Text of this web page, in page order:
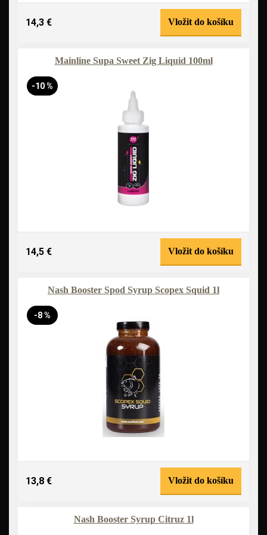
14,3 € Vložit do košíku
Mainline Supa Sweet Zig Liquid 100ml
-10 %
14,5 € Vložit do košíku
Nash Booster Spod Syrup Scopex Squid 1l
-8 %
13,8 € Vložit do košíku
Nash Booster Syrup Citruz 1l